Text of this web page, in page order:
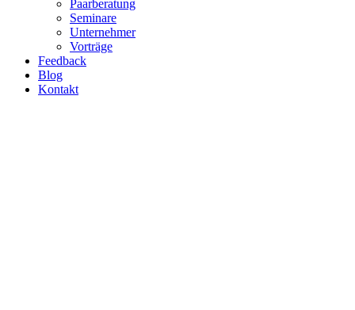
Paarberatung
Seminare
Unternehmer
Vorträge
Feedback
Blog
Kontakt